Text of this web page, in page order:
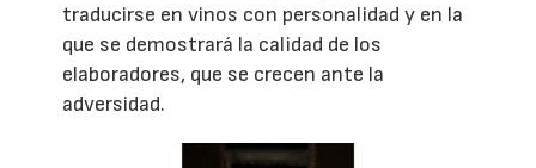
traducirse en vinos con personalidad y en la
que se demostrará la calidad de los
elaboradores, que se crecen ante la
adversidad.